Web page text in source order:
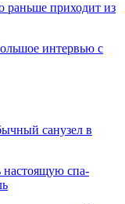
раньше приходит из
интервью с
санузел в
настоящую спа-